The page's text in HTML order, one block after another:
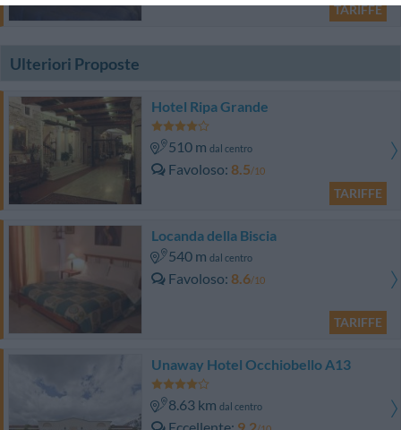
TARIFFE
Ulteriori Proposte
Hotel Ripa Grande
510 m dal centro
Favoloso 8.5/10
TARIFFE
Locanda della Biscia
540 m dal centro
Favoloso 8.6/10
TARIFFE
Unaway Hotel Occhiobello A13
8.63 km dal centro